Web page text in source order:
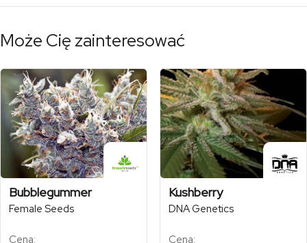
Może Cię zainteresować
Bubblegummer
Female Seeds
Cena:
Kushberry
DNA Genetics
Cena: